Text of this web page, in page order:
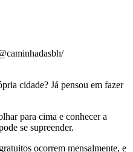
cidade? Já pensou em fazer
para cima e conhecer a
se supreender.
ocorrem mensalmente, e